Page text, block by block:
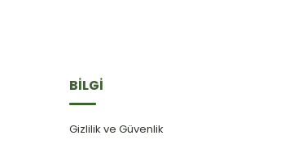
BİLGİ
Gizlilik ve Güvenlik